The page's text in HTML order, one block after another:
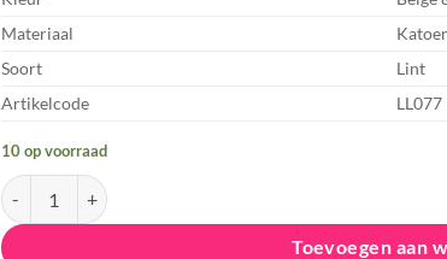
Materiaal
Soort
Lint
Artikelcode
LL077
10 op voorraad
Love Lint - Adventure' Beige & Brown aantal
Toevoegen aan